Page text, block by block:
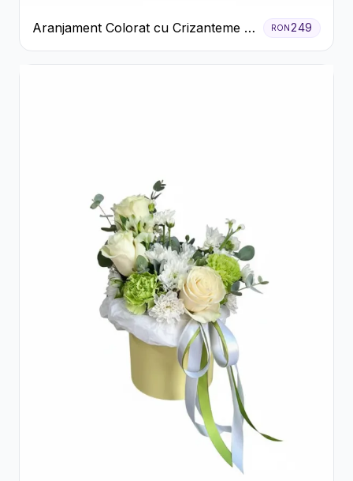
Aranjament Colorat cu Crizanteme în
Cutie Rustică
RON249